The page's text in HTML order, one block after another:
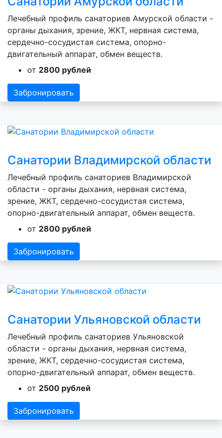
Лечебный профиль санаториев Амурской области -
органы дыхания, зрение, ЖКТ, нервная система,
сердечно-сосудистая система, опорно-
двигательный аппарат, обмен веществ.
от 2800 рублей
Забронировать
Санатории Владимирской области
Лечебный профиль санаториев Владимирской
области - органы дыхания, нервная система,
зрение, ЖКТ, сердечно-сосудистая система,
опорно-двигательный аппарат, обмен веществ.
от 2800 рублей
Забронировать
Санатории Ульяновской области
Лечебный профиль санаториев Ульяновской
области - органы дыхания, нервная система,
зрение, ЖКТ, сердечно-сосудистая система,
опорно-двигательный аппарат, обмен веществ.
от 2500 рублей
Забронировать